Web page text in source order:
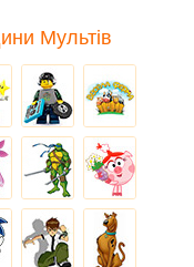
Мультів